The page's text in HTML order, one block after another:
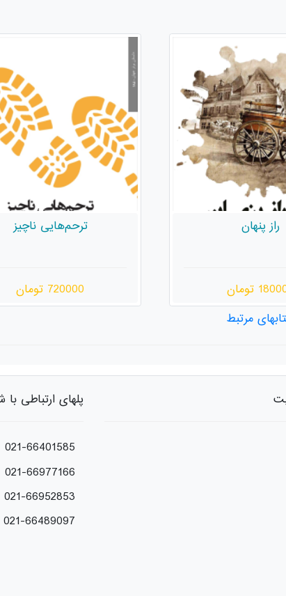
ترحم‌هایی ناچیز
720000 تومان
راز پنهان
تومان
مرتبط
پلهای ارتباطی با
021-66401585
021-66977166
021-66952853
021-66489097